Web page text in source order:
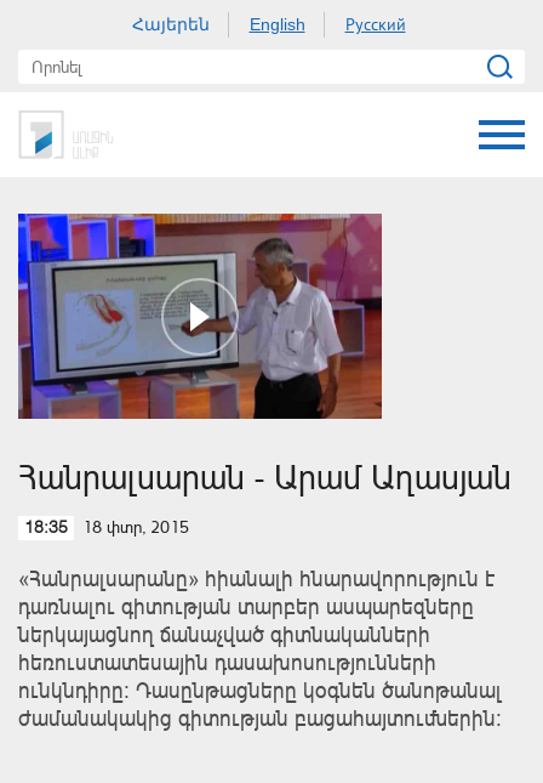
Հայերեն English Русский
Հանրալսարան - Արամ Աղասյան
18:35 18 փտր, 2015
«Հանրալսարանը» հիանալի հնարավորություն է
դառնալու գիտության տարբեր ասպարեզները
ներկայացնող ճանաչված գիտնականների
հեռուստատեսային դասախոսությունների
ունկնդիրը: Դասընթացները կօգնեն ծանոթանալ
ժամանակակից գիտության բացահայտումներին: